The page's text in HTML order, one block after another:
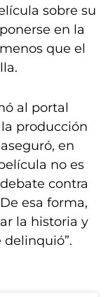
sobre su
en la
que el
al portal
producción
en
no es
contra
esa forma,
la historia y